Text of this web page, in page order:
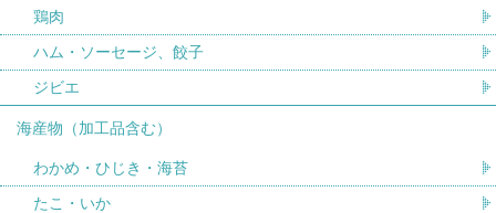
鶏肉
ハム・ソーセージ、餃子
ジビエ
海産物（加工品含む）
わかめ・ひじき・海苔
たこ・いか